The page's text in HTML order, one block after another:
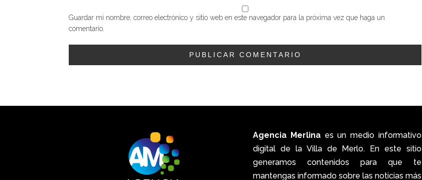
Guardar mi nombre, correo electrónico y sitio web en este navegador para la próxima vez que haga un
comentario.
Agencia Merlinaes un medio informativo
digital de la Villa de Merlo. En este sitio
generamos contenidos para que te
mantengas informado sobre las noticias más